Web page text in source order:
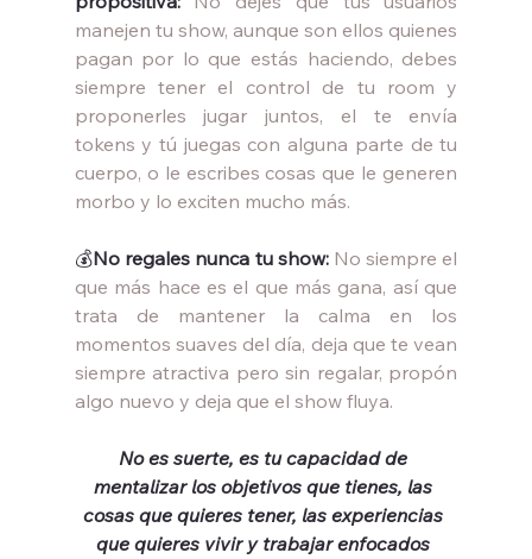
manejen tu show, aunque son ellos quienes
pagan por lo que estás haciendo, debes
siempre tener el control de tu room y
proponerles jugar juntos, el te envía
tokens y tú juegas con alguna parte de tu
cuerpo, o le escribes cosas que le generen
morbo y lo exciten mucho más.
💰No regales nunca tu show: No siempre el
que más hace es el que más gana, así que
trata de mantener la calma en los
momentos suaves del día, deja que te vean
siempre atractiva pero sin regalar, propón
algo nuevo y deja que el show fluya.
No es suerte, es tu capacidad de
mentalizar los objetivos que tienes, las
cosas que quieres tener, las experiencias
que quieres vivir y trabajar enfocados